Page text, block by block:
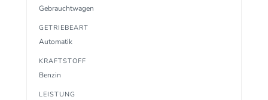
Gebrauchtwagen
GETRIEBEART
Automatik
KRAFTSTOFF
Benzin
LEISTUNG